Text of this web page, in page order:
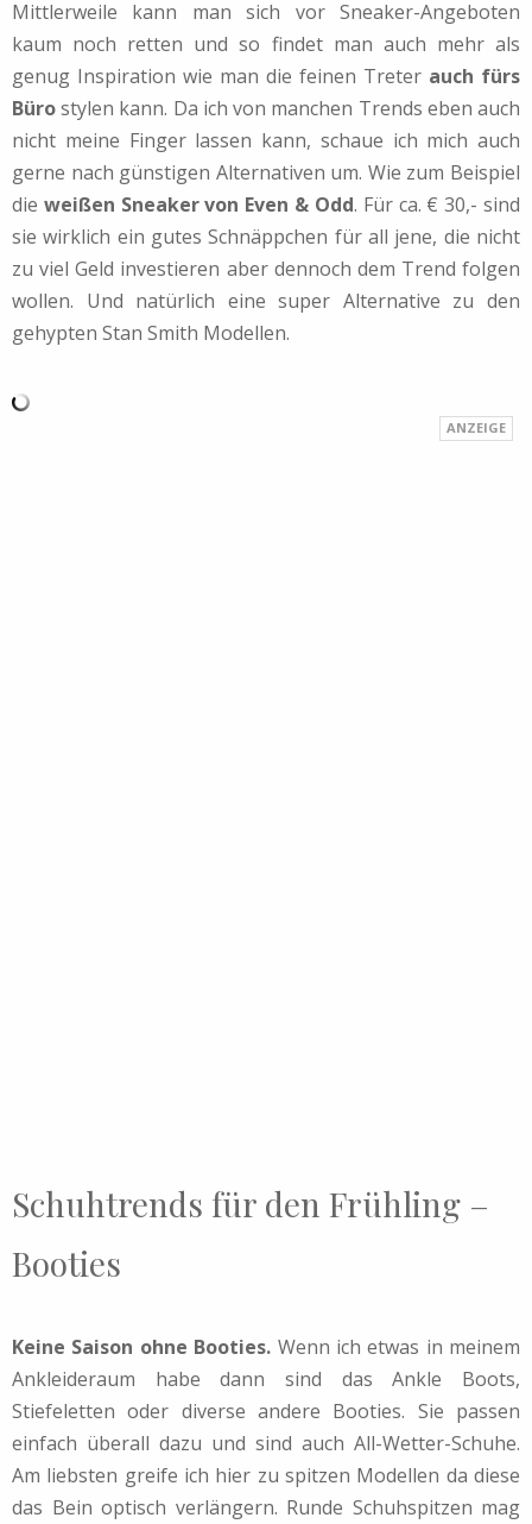
Mittlerweile kann man sich vor Sneaker-Angeboten
kaum noch retten und so findet man auch mehr als
genug Inspiration wie man die feinen Treter auch fürs
Bürostylen kann. Da ich von manchen Trends eben auch
nicht meine Finger lassen kann, schaue ich mich auch
gerne nach günstigen Alternativen um. Wie zum Beispiel
die weißen Sneaker von Even & Odd. Für ca. € 30,- sind
sie wirklich ein gutes Schnäppchen für all jene, die nicht
zu viel Geld investieren aber dennoch dem Trend folgen
wollen. Und natürlich eine super Alternative zu den
gehypten Stan Smith Modellen.
Schuhtrends für den Frühling –
Booties
Keine Saison ohne Booties. Wenn ich etwas in meinem
Ankleideraum habe dann sind das Ankle Boots,
Stiefeletten oder diverse andere Booties. Sie passen
einfach überall dazu und sind auch All-Wetter-Schuhe.
Am liebsten greife ich hier zu spitzen Modellen da diese
das Bein optisch verlängern. Runde Schuhspitzen mag